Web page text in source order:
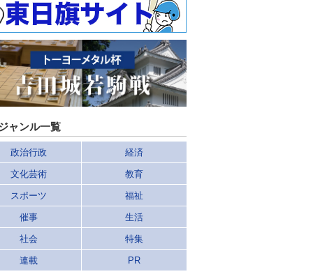
ャンル一覧
政治行政 経済
文化芸術 教育
スポーツ 福祉
催事 生活
社会 特集
連載 PR